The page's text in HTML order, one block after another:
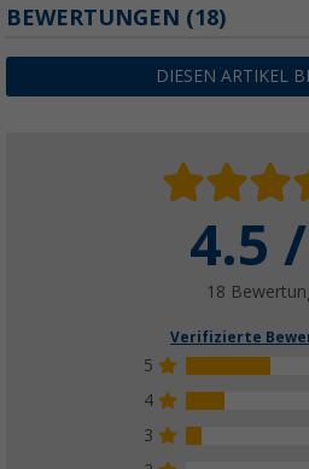
BEWERTUNGEN (18)
DIESEN ARTIKEL
4.5
18
Verifizierte
5
4
3